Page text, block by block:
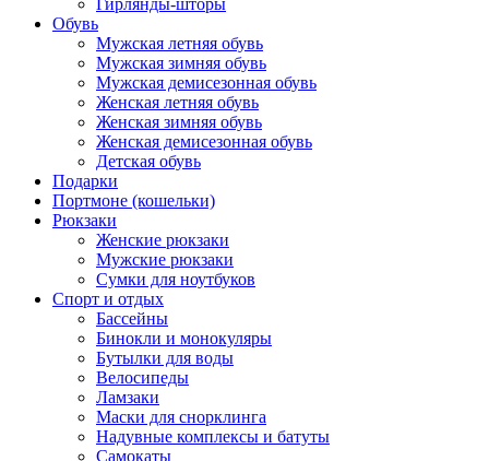
Обувь
Мужская летняя обувь
Мужская зимняя обувь
Мужская демисезонная обувь
Женская летняя обувь
Женская зимняя обувь
Женская демисезонная обувь
Детская обувь
Подарки
Портмоне (кошельки)
Рюкзаки
Женские рюкзаки
Мужские рюкзаки
Сумки для ноутбуков
Спорт и отдых
Бассейны
Бинокли и монокуляры
Бутылки для воды
Велосипеды
Ламзаки
Маски для снорклинга
Надувные комплексы и батуты
Самокаты